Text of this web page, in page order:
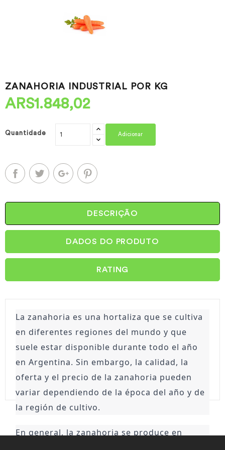
ZANAHORIA INDUSTRIAL POR KG
ARS1.848,02
Quantidade Adicionar
DESCRIÇÃO
DADOS DO PRODUTO
RATING
La zanahoria es una hortaliza que se cultiva
en diferentes regiones del mundo y que
suele estar disponible durante todo el año
en Argentina. Sin embargo, la calidad, la
oferta y el precio de la zanahoria pueden
variar dependiendo de la época del año y de
la región de cultivo.
En general, la zanahoria se produce en